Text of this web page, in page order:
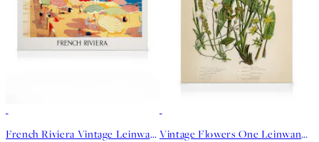
French Riviera Vintage Leinwandbild Vintage Flowers One Leinwandbild